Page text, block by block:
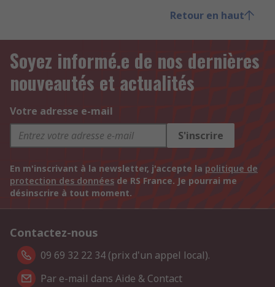
Retour en haut
Soyez informé.e de nos dernières
nouveautés et actualités
Votre adresse e-mail
S'inscrire
En m'inscrivant à la newsletter, j'accepte la politique de
protection des données de RS France. Je pourrai me
désinscrire à tout moment.
Contactez-nous
09 69 32 22 34 (prix d'un appel local).
Par e-mail dans Aide & Contact